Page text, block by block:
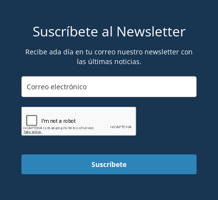
Suscríbete al Newsletter
Recibe ada día en tu correo nuestro newsletter con
las últimas noticias.
Suscríbete